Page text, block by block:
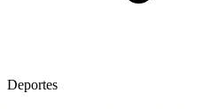
Deportes